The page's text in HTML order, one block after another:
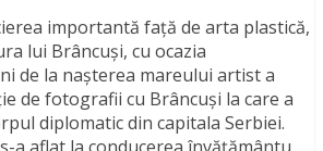
importantă față de arta plastică,
lui Brâncuşi, cu ocazia
de la naşterea mareului artist a
de fotografii cu Brâncuşi la care a
diplomatic din capitala Serbiei.